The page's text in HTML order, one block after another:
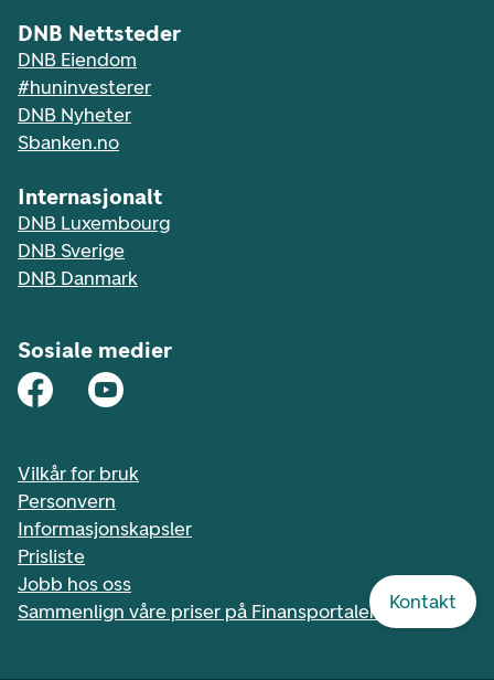
Kontakt
DNB Nettsteder
DNB Eiendom
#huninvesterer
DNB Nyheter
Sbanken.no
Internasjonalt
DNB Luxembourg
DNB Sverige
DNB Danmark
Sosiale medier
Vilkår for bruk
Personvern
Informasjonskapsler
Prisliste
Jobb hos oss
Sammenlign våre priser på Finansportalen.no